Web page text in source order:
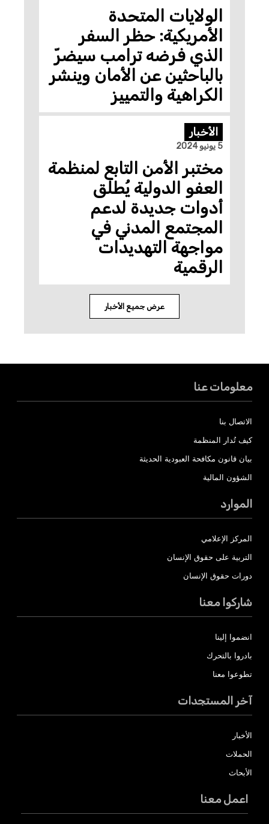
الولايات المتحدة
الأمريكية: حظر السفر
الذي فرضه ترامب سيضرّ
بالباحثين عن الأمان وينشر
الكراهية والتمييز
الأخبار
5 يونيو 2024
مختبر الأمن التابع لمنظمة
العفو الدولية يُطلق
أدوات جديدة لدعم
المجتمع المدني في
مواجهة التهديدات
الرقمية
عرض جميع الأخبار
معلومات عنا
الاتصال بنا
كيف تُدار المنظمة
بيان قانون مكافحة العبودية الحديثة
الشؤون المالية
الموارد
المركز الإعلامي
التربية على حقوق الإنسان
دورات حقوق الإنسان
شاركوا معنا
انضموا إلينا
بادروا بالتحرك
تطوعوا معنا
آخر المستجدات
الأخبار
الحملات
الأبحاث
اعمل معنا